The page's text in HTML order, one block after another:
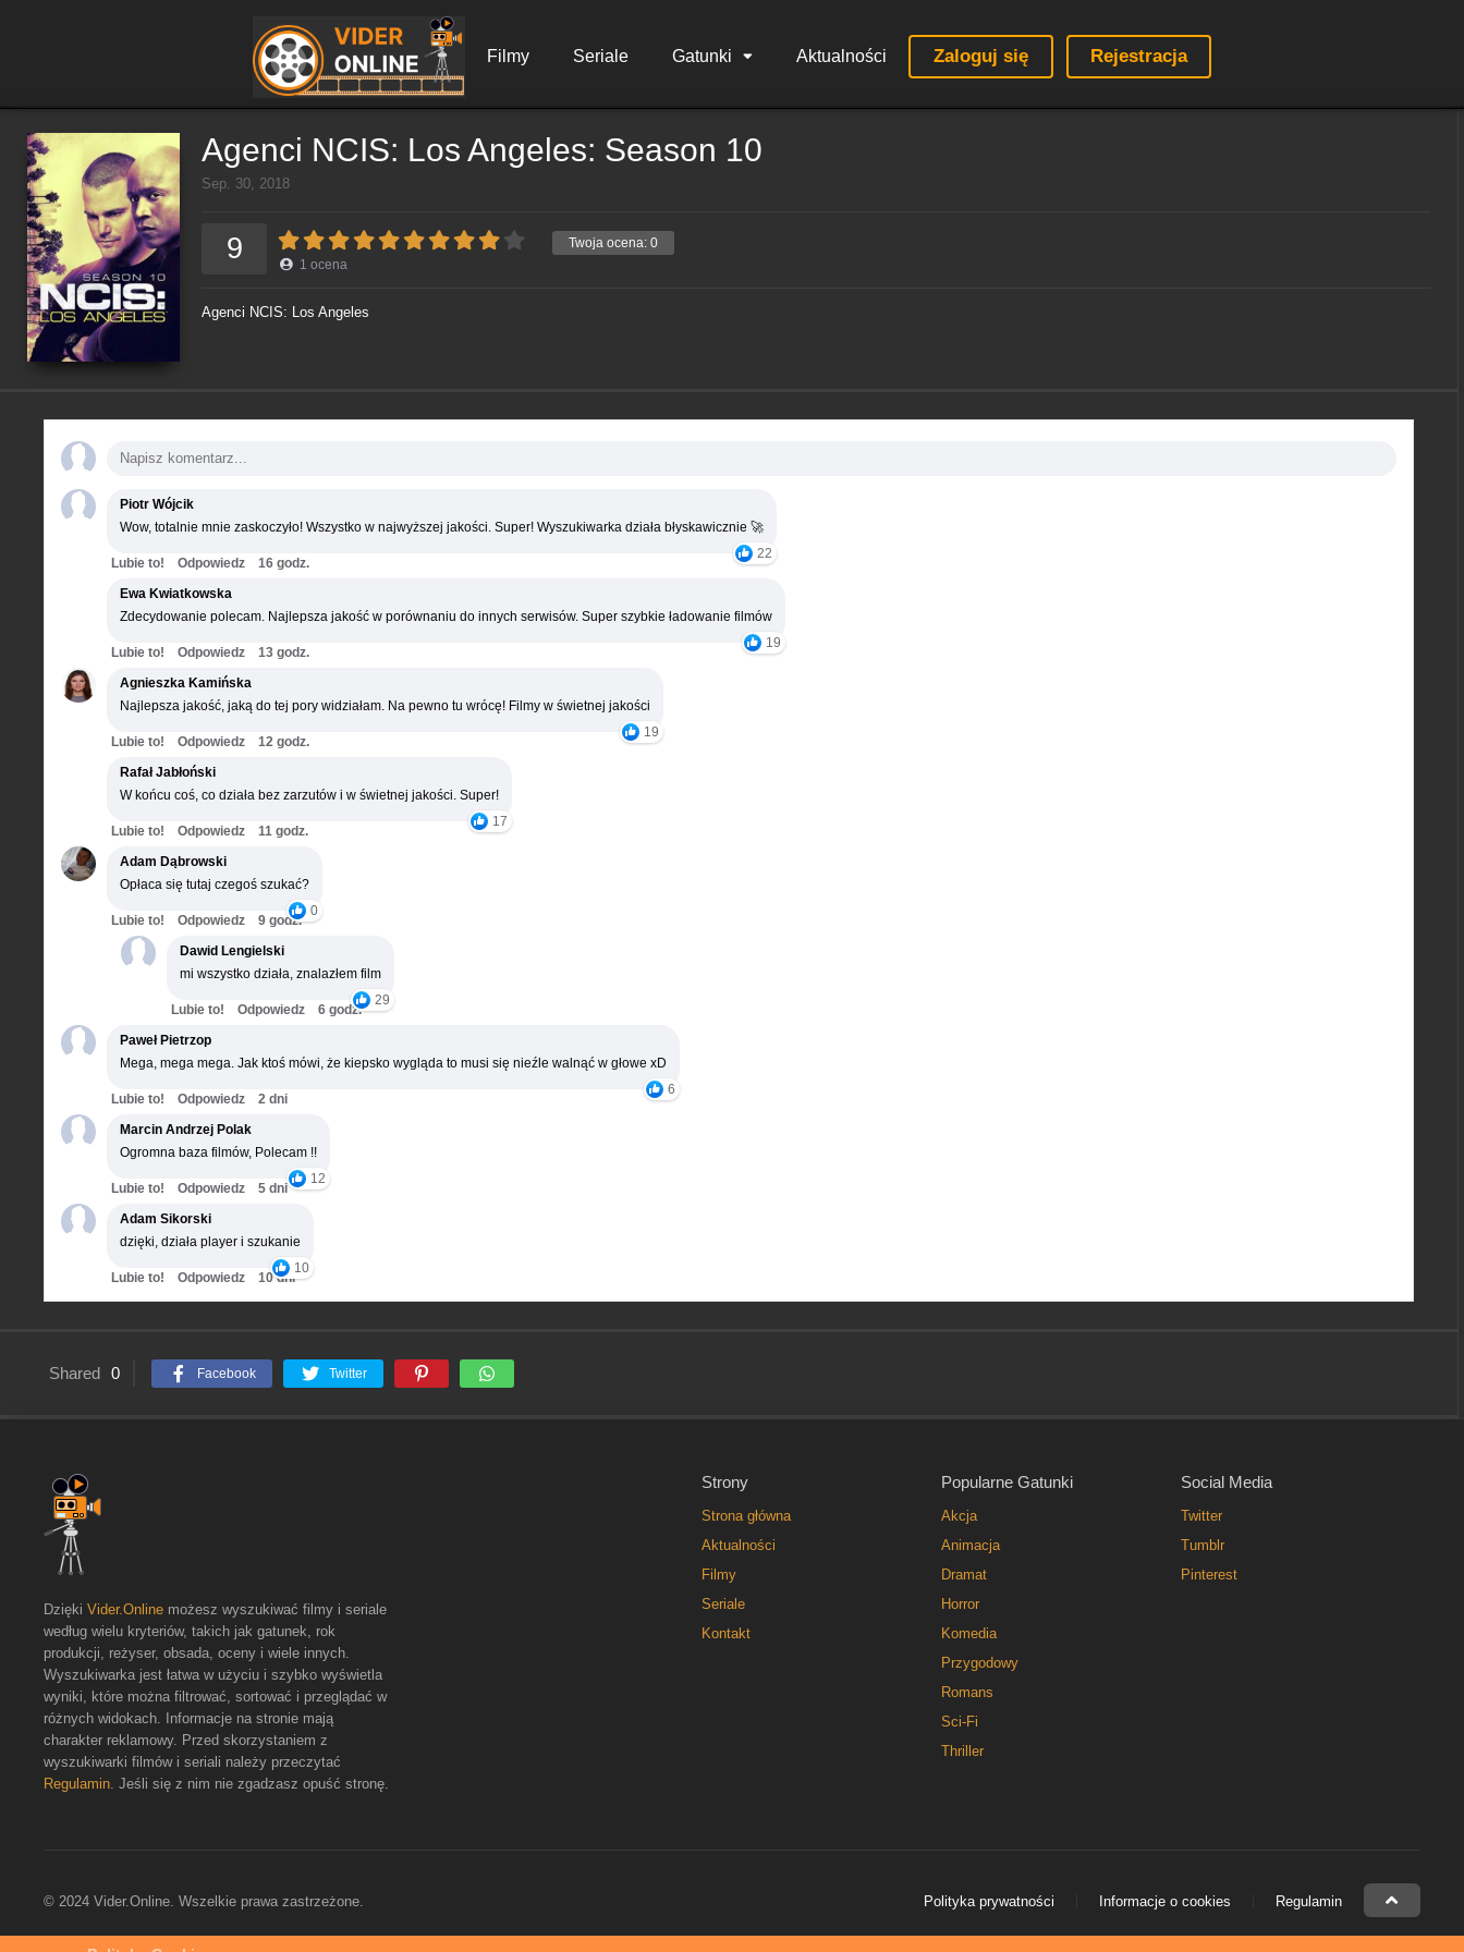
Filmy Seriale Gatunki Aktualności Zaloguj się Rejestracja
Agenci NCIS: Los Angeles: Season 10
Sep. 30, 2018
Twoja ocena: 0
9 1 ocena
Agenci NCIS: Los Angeles
Piotr Wójcik
Wow, totalnie mnie zaskoczyło! Wszystko w najwyższej jakości. Super! Wyszukiwarka działa błyskawicznie 🚀
22
Lubie to! Odpowiedz
16 godz.
Ewa Kwiatkowska
Zdecydowanie polecam. Najlepsza jakość w porównaniu do innych serwisów. Super szybkie ładowanie filmów
19
Lubie to! Odpowiedz
13 godz.
Agnieszka Kamińska
Najlepsza jakość, jaką do tej pory widziałam. Na pewno tu wrócę! Filmy w świetnej jakości
19
Lubie to! Odpowiedz
12 godz.
Rafał Jabłoński
W końcu coś, co działa bez zarzutów i w świetnej jakości. Super!
17
Lubie to! Odpowiedz
11 godz.
Adam Dąbrowski
Opłaca się tutaj czegoś szukać?
0
Lubie to! Odpowiedz
9 godz.
Dawid Lengielski
mi wszystko działa, znalazłem film
29
Lubie to! Odpowiedz
6 godz.
Paweł Pietrzop
Mega, mega mega. Jak ktoś mówi, że kiepsko wygląda to musi się nieźle walnąć w głowe xD
6
Lubie to! Odpowiedz
2 dni
Marcin Andrzej Polak
Ogromna baza filmów, Polecam !!
12
Lubie to! Odpowiedz
5 dni
Adam Sikorski
dzięki, działa player i szukanie
10
Lubie to! Odpowiedz 10 dni
Shared 0 Facebook Twitter
Strony
Strona główna
Aktualności
Filmy
Seriale
Kontakt
Popularne Gatunki
Akcja
Animacja
Dramat
Horror
Komedia
Przygodowy
Romans
Sci-Fi
Thriller
Social Media
Twitter
Tumblr
Pinterest
Dzięki Vider.Online możesz wyszukiwać filmy i seriale
według wielu kryteriów, takich jak gatunek, rok
produkcji, reżyser, obsada, oceny i wiele innych.
Wyszukiwarka jest łatwa w użyciu i szybko wyświetla
wyniki, które można filtrować, sortować i przeglądać w
różnych widokach. Informacje na stronie mają
charakter reklamowy. Przed skorzystaniem z
wyszukiwarki filmów i seriali należy przeczytać
Regulamin. Jeśli się z nim nie zgadzasz opuść stronę.
© 2024 Vider.Online. Wszelkie prawa zastrzeżone. Polityka prywatności Informacje o cookies Regulamin